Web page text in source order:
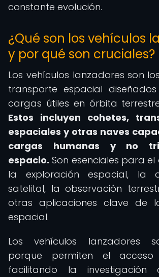
constante evolución.
¿Qué son los vehículos
y por qué son cruciales?
Los vehículos lanzadores son
transporte espacial
cargas útiles en órbita
Estos incluyen cohetes,
espaciales y otras naves
cargas humanas y no
espacio. Son esenciales para
la exploración espacial, la
satelital, la observación
otras aplicaciones clave de
espacial.
Los vehículos lanzadores
porque permiten el
facilitando la investigación